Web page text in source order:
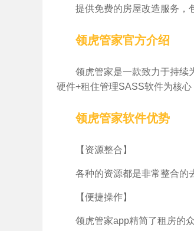
提供免费的房屋改造服务，
领虎管家官方介绍
领虎管家是一款致力于持续
硬件+租住管理SASS软件为核
领虎管家软件优势
【资源整合】
各种的资源都是非常整合的
【便捷操作】
领虎管家app精简了租房的